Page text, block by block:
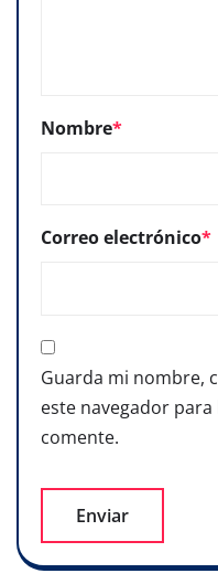
Nombre*
Correo electrónico*
Guarda mi nombre,
este navegador
comente.